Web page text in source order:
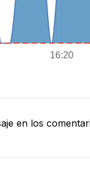
en los